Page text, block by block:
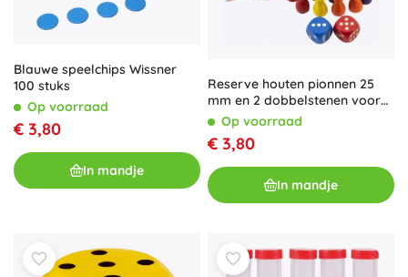
Blauwe speelchips Wissner
100 stuks
Op voorraad
€ 3,80
In mandje
Reserve houten pionnen 25
mm en 2 dobbelstenen voor
gezelschapsspellen
Op voorraad
€ 3,80
In mandje